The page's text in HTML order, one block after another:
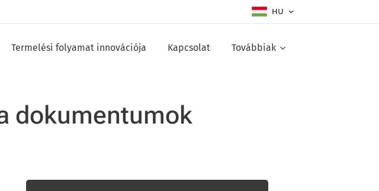
HU
Termelési folyamat innovációja Kapcsolat Továbbiak
dokumentumok